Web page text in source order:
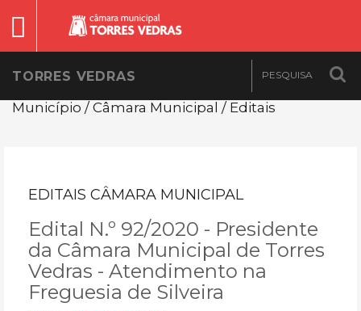
TORRES VEDRAS
Município / Câmara Municipal / Editais
EDITAIS CÂMARA MUNICIPAL
Edital N.º 92/2020 - Presidente
da Câmara Municipal de Torres
Vedras - Atendimento na
Freguesia de Silveira